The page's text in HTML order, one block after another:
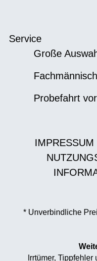
Service
Große
Probefahrt
IMPRESSUM
* Unverbindliche
Irrtümer,